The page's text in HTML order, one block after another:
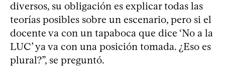
diversos, su obligación es explicar todas las
teorías posibles sobre un escenario, pero si el
docente va con un tapaboca que dice ‘No a la
LUC’ ya va con una posición tomada. ¿Eso es
plural?”, se preguntó.